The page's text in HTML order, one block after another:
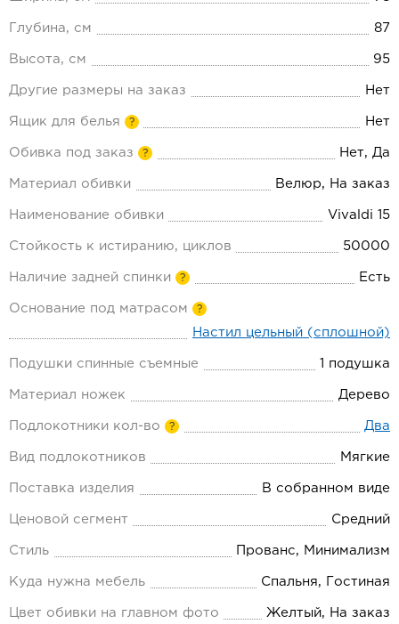
Глубина, см 87
Высота, см 95
Другие размеры на заказ Нет
Ящик для белья ? Нет
Обивка под заказ ? Нет, Да
Материал обивки Велюр, На заказ
Наименование обивки Vivaldi 15
Стойкость к истиранию, циклов 50000
Наличие задней спинки ? Есть
Основание под матрасом ?
Настил цельный (сплошной)
Подушки спинные съемные 1 подушка
Материал ножек Дерево
Подлокотники кол-во ? Два
Вид подлокотников Мягкие
Поставка изделия В собранном виде
Ценовой сегмент Средний
Стиль Прованс, Минимализм
Куда нужна мебель Спальня, Гостиная
Цвет обивки на главном фото Желтый, На заказ